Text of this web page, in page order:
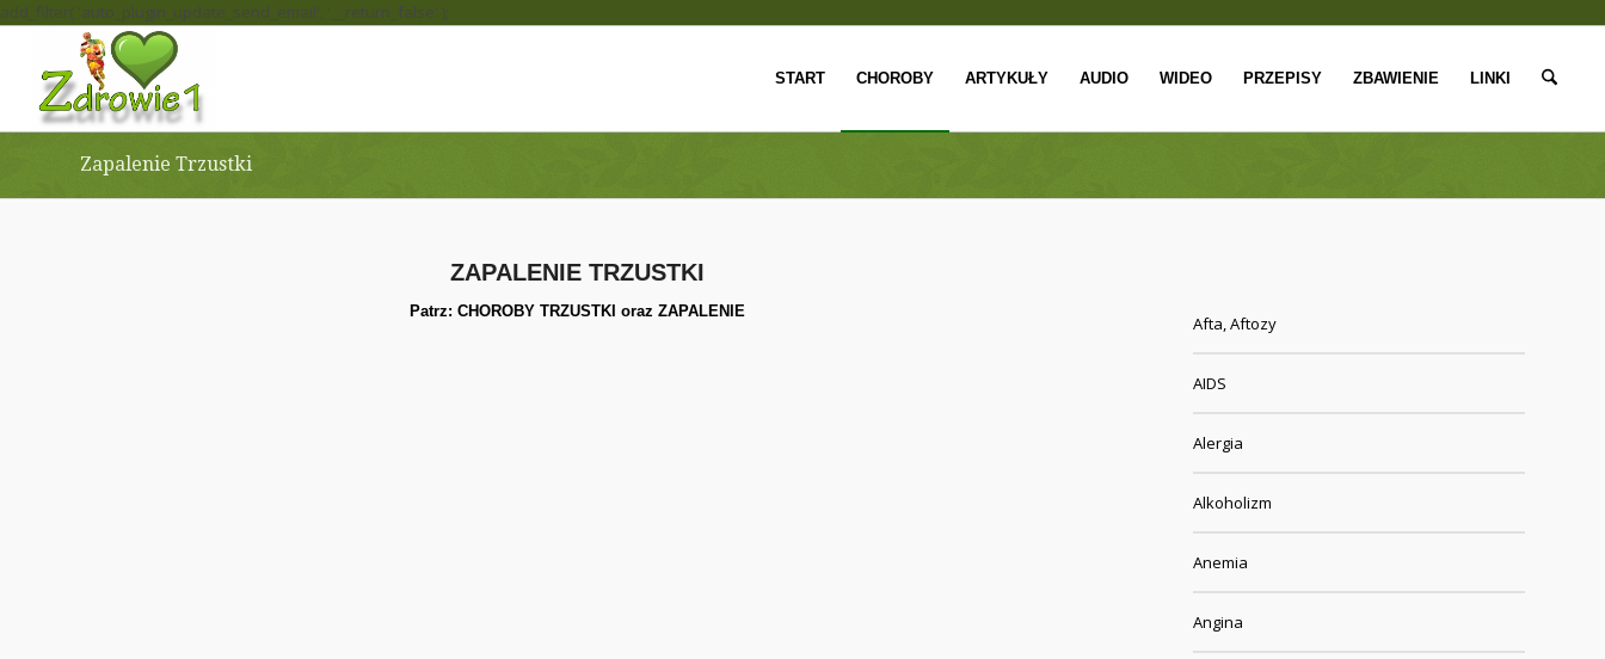
add_filter( 'auto_plugin_update_send_email', '__return_false' );
START CHOROBY ARTYKUŁY AUDIO WIDEO PRZEPISY ZBAWIENIE LINKI
Zapalenie Trzustki
ZAPALENIE TRZUSTKI
Patrz:CHOROBY TRZUSTKI orazZAPALENIE
Afta, Aftozy
AIDS
Alergia
Alkoholizm
Anemia
Angina